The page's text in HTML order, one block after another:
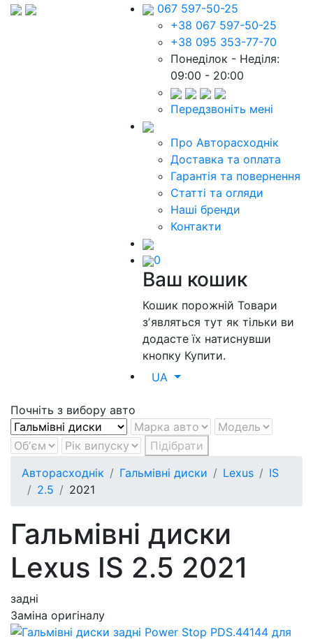
067 597-50-25
+38 067 597-50-25
+38 095 353-77-70
Понеділок - Неділя:
09:00 - 20:00
Передзвоніть мені
Про Авторасходнік
Доставка та оплата
Гарантія та повернення
Статті та огляди
Наші бренди
Контакти
0
Ваш кошик
Кошик порожнійТовари
зʼявляться тут як тільки ви
додасте їх натиснувши
кнопку Купити.
UA
Почніть з вибору авто
Підібрати
Авторасходнік
Гальмівні диски Lexus
IS
2.5
2021
Гальмівні диски
Lexus IS 2.5 2021
задні
Заміна оригіналу